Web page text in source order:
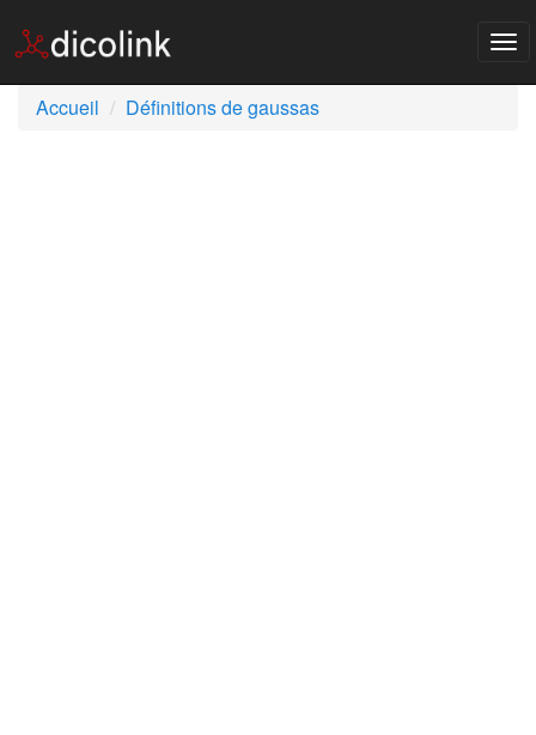
Accueil
Définitions de gaussas